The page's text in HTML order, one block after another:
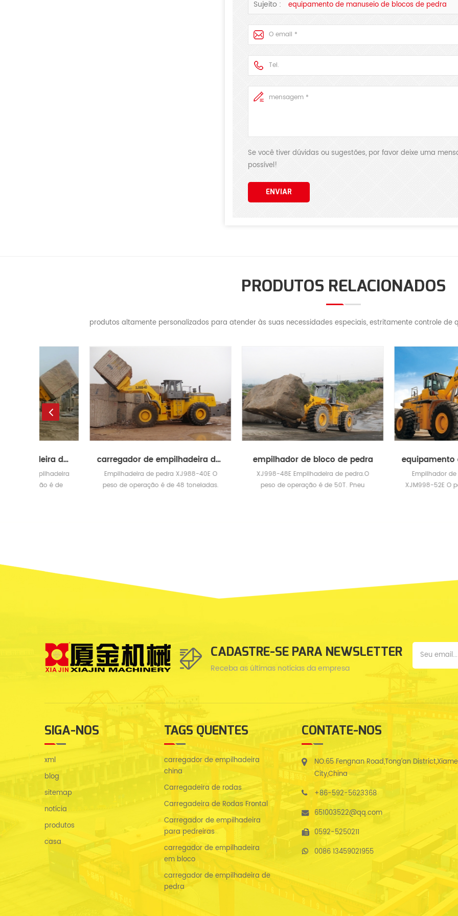
Sujeito : equipamento de manuseio de blocos de pedra
Se você tiver dúvidas ou sugestões, por favor deixe uma
possível!
ENVIAR
PRODUTOS RELACIONADOS
produtos altamente personalizados para atender às suas necessidades especiais, estritamente controle de
carregador de empilhadeira de grande tonelagem
Empilhadeira de pedra XJ988-40E O
peso de operação é de 48 toneladas.
empilhador de bloco de pedra
XJ998-48E Empilhadeira de pedra.O
peso de operação é de 50T. Pneu
Empilhador de pedra
XJM998-52E O peso de
CADASTRE-SE PARA NEWSLETTER
Receba as últimas notícias da empresa
SIGA-NOS
xml
blog
sitemap
notícia
produtos
casa
TAGS QUENTES
carregador de empilhadeira
china
Carregadeira de rodas
Carregadeira de Rodas Frontal
Carregador de empilhadeira
para pedreiras
carregador de empilhadeira
em bloco
carregador de empilhadeira de
pedra
CONTATE-NOS
NO.65 Fengnan Road,Tong’an
City,China
+86-592-5623368
651003522@qq.com
0592-5250211
0086 13459021955